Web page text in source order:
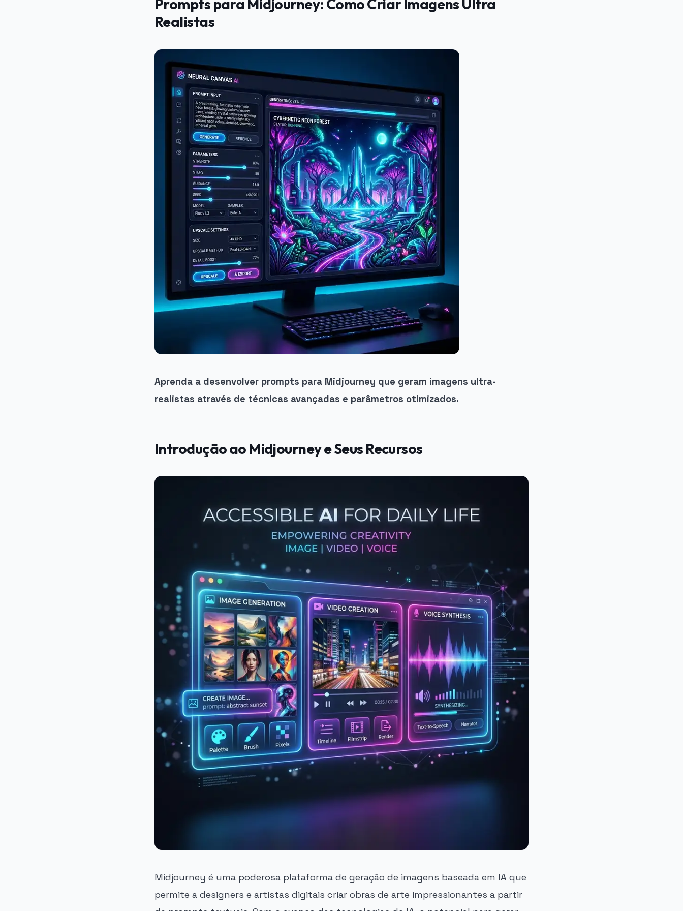
Prompts para Midjourney: Como Criar Imagens Ultra
Realistas
Aprenda a desenvolver prompts para Midjourney que geram imagens ultra-
realistas através de técnicas avançadas e parâmetros otimizados.
Introdução ao Midjourney e Seus Recursos
Midjourney é uma poderosa plataforma de geração de imagens baseada em IA que
permite a designers e artistas digitais criar obras de arte impressionantes a partir